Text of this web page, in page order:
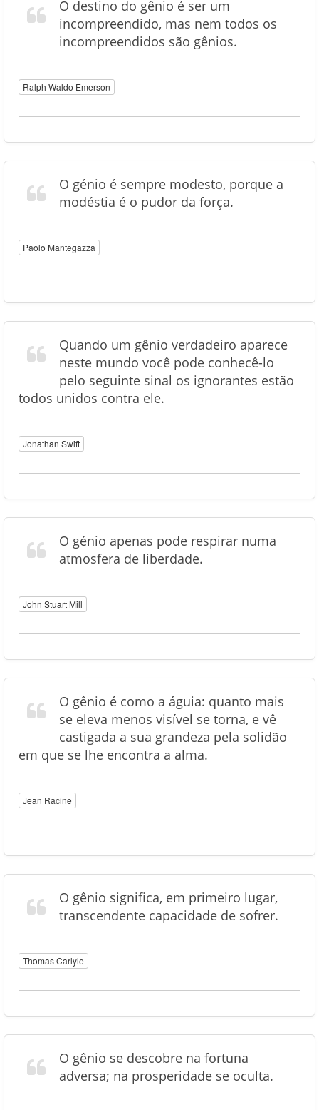
O destino do gênio é ser um
incompreendido, mas nem todos os
incompreendidos são gênios.
Ralph Waldo Emerson
O génio é sempre modesto, porque a
modéstia é o pudor da força.
Paolo Mantegazza
Quando um gênio verdadeiro aparece
neste mundo você pode conhecê-lo
pelo seguinte sinal os ignorantes estão
todos unidos contra ele.
Jonathan Swift
O génio apenas pode respirar numa
atmosfera de liberdade.
John Stuart Mill
O gênio é como a águia: quanto mais
se eleva menos visível se torna, e vê
castigada a sua grandeza pela solidão
em que se lhe encontra a alma.
Jean Racine
O gênio significa, em primeiro lugar,
transcendente capacidade de sofrer.
Thomas Carlyle
O gênio se descobre na fortuna
adversa; na prosperidade se oculta.